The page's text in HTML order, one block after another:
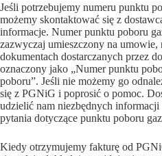
Jeśli potrzebujemy numeru punktu
możemy skontaktować się z
informacje. Numer punktu poboru
zazwyczaj umieszczony na
dokumentach dostarczanych przez
oznaczony jako „Numer punktu
poboru”. Jeśli nie możemy go
się z PGNiG i poprosić o pomoc.
udzielić nam niezbędnych
pytania dotyczące punktu poboru
Kiedy otrzymujemy fakturę od